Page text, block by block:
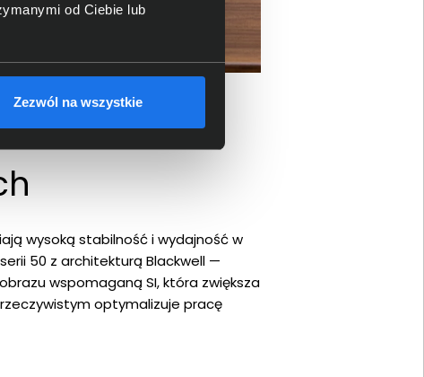
od Ciebie lub
Zezwól na wszystkie
wysoką stabilność i wydajność w
50 z architekturą Blackwell —
wspomaganą SI, która zwiększa
optymalizuje pracę